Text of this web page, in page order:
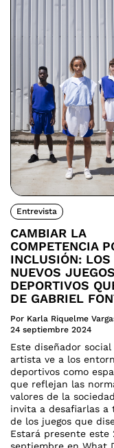
Entrevista
CAMBIAR LA
COMPETENCIA
INCLUSIÓN: LOS
NUEVOS JUEGOS
DEPORTIVOS
DE GABRIEL
Por Karla Riquelme
24 septiembre 2024
Este diseñador social
artista ve a los
deportivos como
que reflejan las
valores de la
invita a desafiarlas a
de los juegos que
Estará presente este